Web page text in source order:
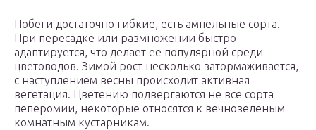
Побеги достаточно гибкие, есть ампельные сорта.
При пересадке или размножении быстро
адаптируется, что делает ее популярной среди
цветоводов. Зимой рост несколько затормаживается,
с наступлением весны происходит активная
вегетация. Цветению подвергаются не все сорта
пеперомии, некоторые относятся к вечнозеленым
комнатным кустарникам.